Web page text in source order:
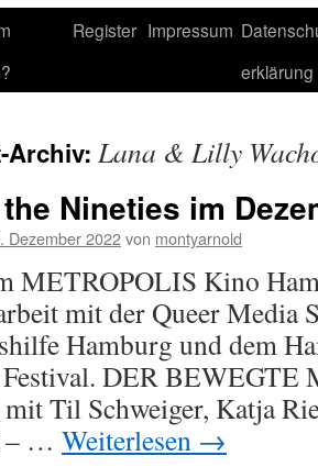
Register Impressum
erklärung
Archiv: Lana & Lilly
Nineties im
Dezember 2022von montyarnold
METROPOLIS Kino
mit der Queer Media
Hamburg und dem
DER BEWEGTE
Til Schweiger, Katja
– … Weiterlesen →